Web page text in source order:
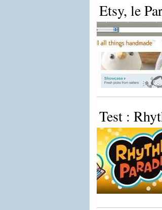
Etsy, le
Test :